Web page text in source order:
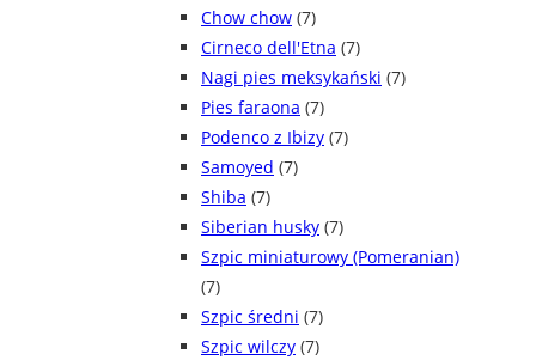
Chow chow (7)
Cirneco dell'Etna (7)
Nagi pies meksykański (7)
Pies faraona (7)
Podenco z Ibizy (7)
Samoyed (7)
Shiba (7)
Siberian husky (7)
Szpic miniaturowy (Pomeranian)
(7)
Szpic średni (7)
Szpic wilczy (7)